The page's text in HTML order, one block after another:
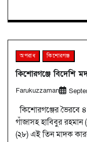
অপরাধ কিশোরগঞ্জ
কিশোরগঞ্জে বিদেশি
Farukuzzaman
কিশোরগঞ্জের ভৈরবে
গাঁজাসহ হাবিবুর রহমান
(২৮) এই তিন মাদক